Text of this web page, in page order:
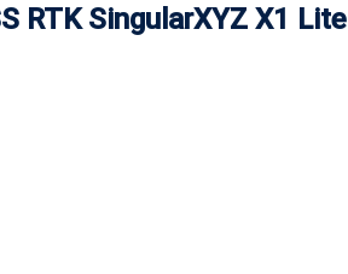
RTK SingularXYZ X1 Lite